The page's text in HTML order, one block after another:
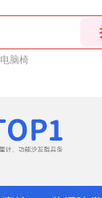
电脑椅